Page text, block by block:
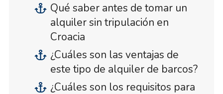
Qué saber antes de tomar un
alquiler sin tripulación en
Croacia
¿Cuáles son las ventajas de
este tipo de alquiler de barcos?
¿Cuáles son los requisitos para